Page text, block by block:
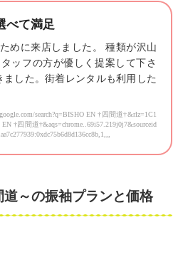
べて満足
めに来店しました。 種類が沢山
ッフの方が優しく提案して下さ
ました。街着レンタルも利用した
search?q=BISHO EN †四間道†&rlz=1C1
†四間道†&aqs=chrome..69i57.219j0j7&sourceid
～の振袖プランと価格